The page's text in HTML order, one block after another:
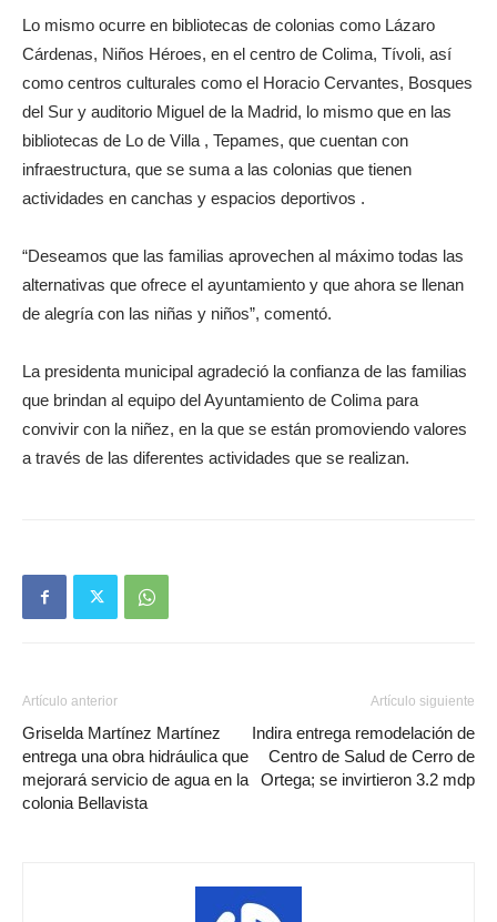
Lo mismo ocurre en bibliotecas de colonias como Lázaro
Cárdenas, Niños Héroes, en el centro de Colima, Tívoli, así
como centros culturales como el Horacio Cervantes, Bosques
del Sur y auditorio Miguel de la Madrid, lo mismo que en las
bibliotecas de Lo de Villa , Tepames, que cuentan con
infraestructura, que se suma a las colonias que tienen
actividades en canchas y espacios deportivos .
“Deseamos que las familias aprovechen al máximo todas las
alternativas que ofrece el ayuntamiento y que ahora se llenan
de alegría con las niñas y niños”, comentó.
La presidenta municipal agradeció la confianza de las familias
que brindan al equipo del Ayuntamiento de Colima para
convivir con la niñez, en la que se están promoviendo valores
a través de las diferentes actividades que se realizan.
Artículo anterior
Griselda Martínez Martínez
entrega una obra hidráulica que
mejorará servicio de agua en la
colonia Bellavista
Artículo siguiente
Indira entrega remodelación de
Centro de Salud de Cerro de
Ortega; se invirtieron 3.2 mdp